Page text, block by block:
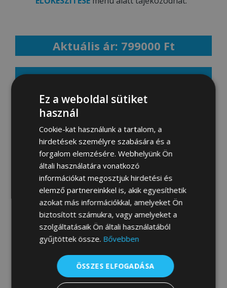
Aktuális ár: 799000 Ft
MEGRENDELEM
Fotógaléria:
Ez a weboldal sütiket
használ
Cookie-kat használunk a tartalom, a
hirdetések személyre szabására és a
forgalom elemzésére. Webhelyünk Ön
általi használatára vonatkozó
információkat megosztjuk hirdetési és
elemző partnereinkkel is, akik egyesíthetik
azokat más információkkal, amelyeket Ön
biztosított számukra, vagy amelyeket a
szolgáltatásaik Ön általi használatából
gyűjtöttek össze. Bővebben
ÖSSZES ELFOGADÁSA